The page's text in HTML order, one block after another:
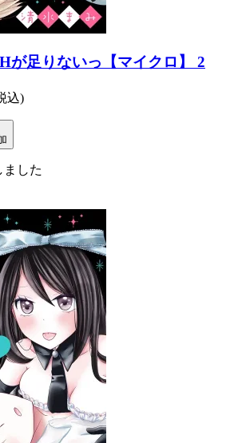
が足りないっ【マイクロ】 2
込)
ました